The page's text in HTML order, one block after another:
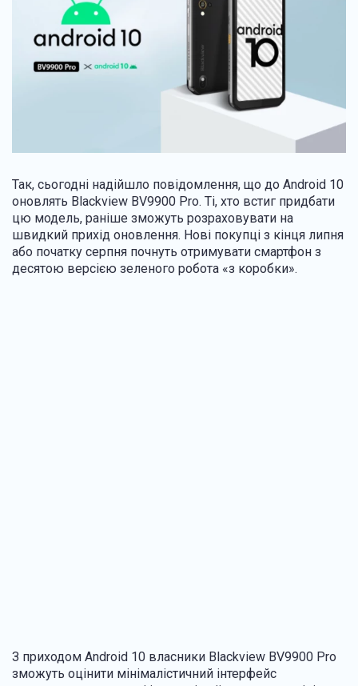
Так, сьогодні надійшло повідомлення, що до Android 10
оновлять Blackview BV9900 Pro. Ті, хто встиг придбати
цю модель, раніше зможуть розраховувати на
швидкий прихід оновлення. Нові покупці з кінця липня
або початку серпня почнуть отримувати смартфон з
десятою версією зеленого робота «з коробки».
З приходом Android 10 власники Blackview BV9900 Pro
зможуть оцінити мінімалістичний інтерфейс